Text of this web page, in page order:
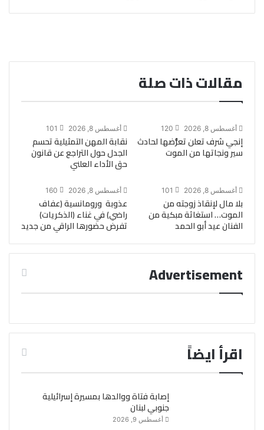
مقالات ذات صلة
أغسطس 8, 2026 120
إنجي شرف تعلن تعرُّضها لحادث
سير ونجاتها من الموت
أغسطس 8, 2026 101
نقابة المهن التمثيلية تحسم
الجدل حول التراجع عن قانون
حق الأداء العلني
أغسطس 8, 2026 101
بلا مال لإنقاذ زوجته من
الموت… استغاثة مبكية من
الفنان عيد أبو الحمد
أغسطس 8, 2026 160
عذوبة ورومانسية (عفاف
راضي) في غناء (الذكريات)
تفرض حضورها الراقي من جديد
Advertisement
اقرأ ايضاً
إصابة فتاة ووالدها بمسيرة إسرائيلية
جنوبي لبنان
أغسطس 9, 2026